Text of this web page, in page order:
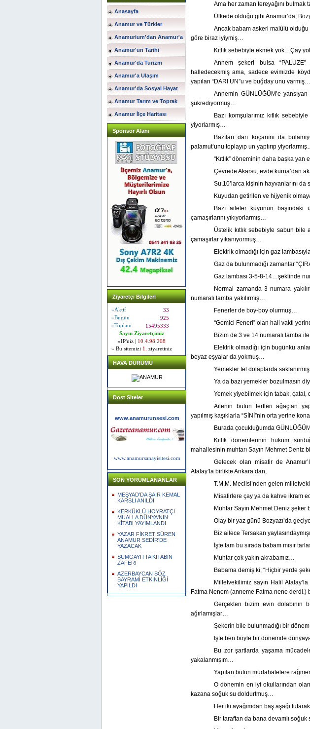
Anasayfa
Anamur ve Türkler
Anamurium'dan Anamur'a
Anamur'un Tarihi
Anamur'da Turizm
Anamur'a Ulaşım
Anamur'da Sosyal Hayat
Anamur Tarım ve Toprak
Anamur İlçe Haritası
Sponsor Alanı
Ziyaretçi Bilgileri
»Aktif
33
»Bugün
925
»Toplam
15495333
Sayın Ziyaretçimiz
»IP'niz |
10.4.98.208
» Bu sitemizi 1. ziyaretiniz
HAVA DURUMU
Dost Siteler
www.anamurunsesi.com
www.anamursanayisitesi.com
SON YORUMLANANLAR
MEŞYAD'DA ŞAİR KEMAL
KARSLI ANILDI
KERKÜKLÜ HOYRATÇI
MUALLA DÜNYA'NIN
KİTABI YAYIMLANDI
YAZAR FİKRET SÜREN
ANAMUR SEDİR'DE
YAZACAK
SUMGAYITTA KİTABIN
ZAFERİ
AZERBAYCAN SÖZ
BAYRAMİ ETKİNLİĞİ
YAPILDI
Ama her zaman tereyağını
Ülkede olduğu gibi Anamur’da,
Ancak babam askeri malûlü olduğu
göre biraz iyiymiş…
Kıtlık sebebiyle ekmek yok…Çay
Annem şekeri bulsa
halledecekmiş ama, sadece evimizde
yapılan “DARI UN”u ve buğday unu varmış…
Annemin GÜNLÜĞÜM’e
şükrediyormuş…
Bazı komşularımız kıtlık
yiyorlarmış…
Bazıları darı koçanını da
palamut’unu toplayıp un yaptırıp
“Kıtlık” döneminin daha başka yan
Çevrede Akarsu, evde kurna’dan
Su,10’larca kişinin hayvanlarını
Kuyudan getirilen ve hijyenik
Bazı aileler kuyunun başındaki
çamaşırlarını yıkıyorlarmış…
Üstelik kıtlık sebebiyle sabun bile
çamaşırlar yıkanıyormuş…
Elektrik olmadığı için gaz
Gaz da bulunmadığı zamanlar
Gaz lambası 3-5-8-14…şeklinde
Normal zamanda 3 numara
numaralı lamba yakılırmış…
Fenerler de boy-boy olurmuş…
“Gemici Feneri” olan hali vakti
Bizim de 3 ve 14 numaralı lamba
Elektrik olmadığı için bugünkü
beyaz eşyalar da yokmuş…
Yemekler tel dolaplarda
Ya da bazı yemekler bozulmasın
Yemek yiyebilmek için tabak, çatal,
Ailenin bütün fertleri ağaçtan
yapılmış kaşıklarla “SİNİ”nin orta yerine
Burada çocukluğumda
Kıtlık dönemlerinin hüküm
mahallesinin muhtarı Sayın Mehmet Deniz
Gelecek olan misafir de
Atalay’la birlikte Ankara’dan,
T.M.M. Meclisi’nden gelen
Misafirlere çay ya da kahve ikram
Muhtar Sayın Mehmet Deniz
Olay bir yaz günü Bozyazı’da
Biz ailece Tersakan
İşte tam bu sırada babam mısır
Muhtar çok yakın akrabamız…
Babama demiş ki; “Hiçbir yerde
Milletvekilimiz sayın Halil
Fatma Nenem (anneme Fatma nene derdi.)
Gerçekten bizim evin
ağırlamışlar…
Şekerin bile bulunmadığı bir
İşte ben böyle bir dönemde
Bu zor şartlarda yaşama
yakalanmışım…
Yapılan bütün müdahalelere
O dönemin en iyi okullarından
kazana soğuk su doldurtmuş…
Her iki ayağımdan baş aşağı
Bir taraftan da bana devamlı